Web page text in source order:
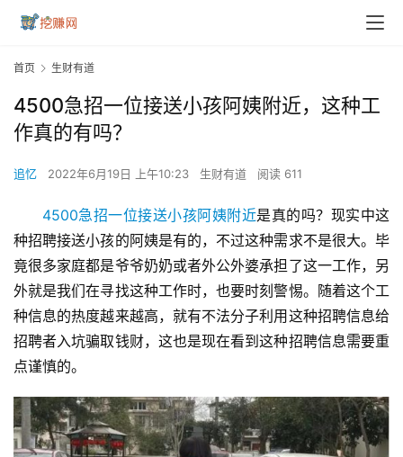
首页 生财有道
4500急招一位接送小孩阿姨附近，这种工
作真的有吗？
追忆 2022年6月19日 上午10:23 生财有道 阅读 611
4500急招一位接送小孩阿姨附近是真的吗？现实中这
种招聘接送小孩的阿姨是有的，不过这种需求不是很大。毕
竟很多家庭都是爷爷奶奶或者外公外婆承担了这一工作，另
外就是我们在寻找这种工作时，也要时刻警惕。随着这个工
种信息的热度越来越高，就有不法分子利用这种招聘信息给
招聘者入坑骗取钱财，这也是现在看到这种招聘信息需要重
点谨慎的。